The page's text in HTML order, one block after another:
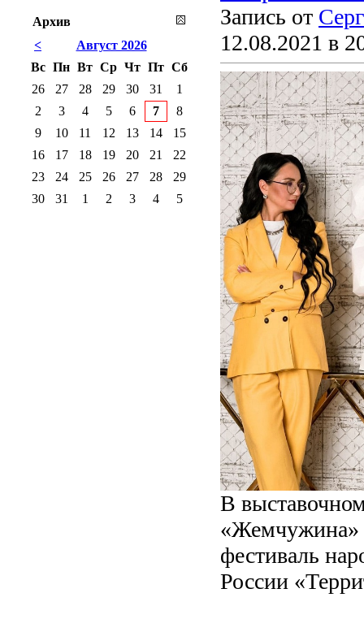
Запись от
12.08.2021 в
В
«Жемчужина»
фестиваль
России
Архив
<
Август 2026
Вс Пн Вт Ср Чт Пт Сб
26
27 28 29 30 31
1
2
3 4 5 6 7
8
9
10 11 12 13 14
15
16
17 18 19 20 21
22
23
24 25 26 27 28
29
30
31 1 2 3 4 5